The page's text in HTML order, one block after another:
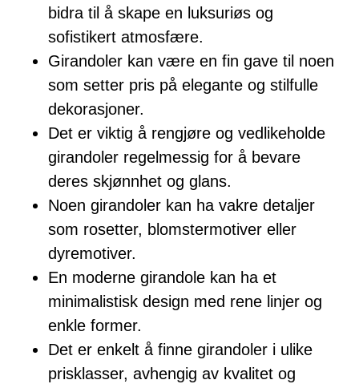
bidra til å skape en luksuriøs og
sofistikert atmosfære.
Girandoler kan være en fin gave til noen
som setter pris på elegante og stilfulle
dekorasjoner.
Det er viktig å rengjøre og vedlikeholde
girandoler regelmessig for å bevare
deres skjønnhet og glans.
Noen girandoler kan ha vakre detaljer
som rosetter, blomstermotiver eller
dyremotiver.
En moderne girandole kan ha et
minimalistisk design med rene linjer og
enkle former.
Det er enkelt å finne girandoler i ulike
prisklasser, avhengig av kvalitet og